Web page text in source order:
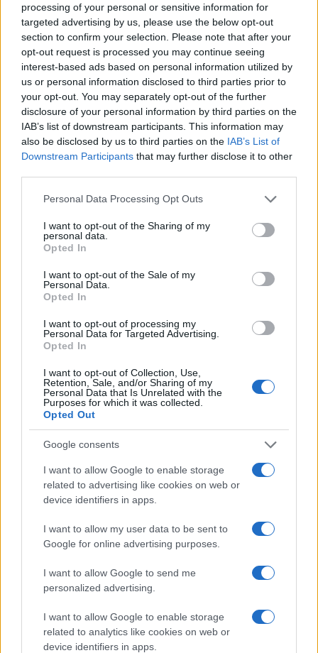
processing of your personal or sensitive information for
targeted advertising by us, please use the below opt-out
section to confirm your selection. Please note that after your
opt-out request is processed you may continue seeing
interest-based ads based on personal information utilized by
us or personal information disclosed to third parties prior to
your opt-out. You may separately opt-out of the further
disclosure of your personal information by third parties on the
IAB’s list of downstream participants. This information may
also be disclosed by us to third parties on the IAB’s List of
Downstream Participants that may further disclose it to other
Please note that this website/app uses one or more Google
not limited to your visit or usage behaviour. You may click to
grant or deny consent to Google and its third-party tags to
use your data for below specified purposes in below Google
consent section.
Personal Data Processing Opt Outs
I want to opt-out of the Sharing of my
personal data.
Opted In
I want to opt-out of the Sale of my
Personal Data.
Opted In
I want to opt-out of processing my
Personal Data for Targeted Advertising.
Opted In
I want to opt-out of Collection, Use,
Retention, Sale, and/or Sharing of my
Personal Data that Is Unrelated with the
Purposes for which it was collected.
Opted Out
Google consents
I want to allow Google to enable storage
related to advertising like cookies on web or
device identifiers in apps.
I want to allow my user data to be sent to
Google for online advertising purposes.
I want to allow Google to send me
personalized advertising.
I want to allow Google to enable storage
related to analytics like cookies on web or
device identifiers in apps.
Media: Με ενίσχυση 8 εκατ. ευρώ σε 451 επιχειρήσεις
ξεκίνησε το πρόγραμμα στήριξης- Κάλυψη εισφορών
ΕΔΟΕΑΠ
Η Toyota φέρνει νέα γενιά
μπαταριών για τα υβριδικά
Σε κινεζική… πολιορκία η
ευρωπαϊκή
Νέο Audi A2 e-tron με στόχο την κορυφή της
αποδοτικότητας
Εθνική Κορασίδων:
Απέναντι στη Δανία για το
2/2 στο Ευρωμπάσκετ (live
Θεσσαλονίκη ο Τρινκέρι
Ελληνική Αναπτυξιακή Τράπεζα: Με «προίκα» 2 δισ. ευρώ
ανοίγει δρόμο για δάνεια έως 5 δισ. σε μικρομεσαίες